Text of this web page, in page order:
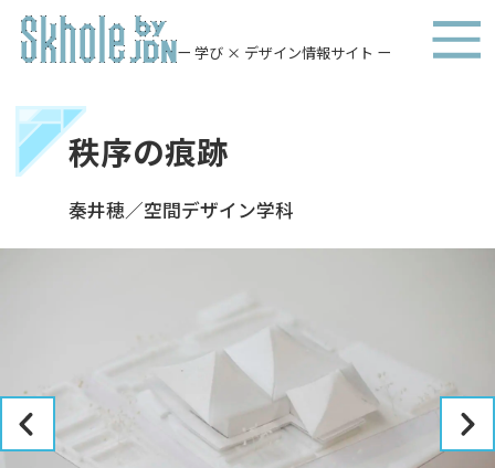
ー 学び × デザイン情報サイト ー
秩序の痕跡
秦井穂／空間デザイン学科